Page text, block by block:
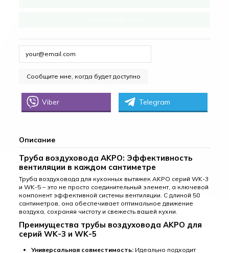
Viber Telegram
Описание
Труба воздуховода AKPO: Эффективность
вентиляции в каждом сантиметре
Труба воздуховода для кухонных вытяжек AKPO серий WK-3
и WK-5 – это не просто соединительный элемент, а ключевой
компонент эффективной системы вентиляции. С длиной 50
сантиметров, она обеспечивает оптимальное движение
воздуха, сохраняя чистоту и свежесть вашей кухни.
Преимущества трубы воздуховода AKPO для
серий WK-3 и WK-5
Универсальная совместимость: Идеально подходит